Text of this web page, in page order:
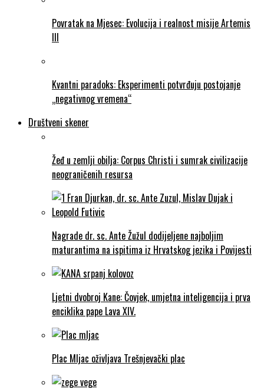
Povratak na Mjesec: Evolucija i realnost misije Artemis
III
Kvantni paradoks: Eksperimenti potvrđuju postojanje
„negativnog vremena“
Društveni skener
Žeđ u zemlji obilja: Corpus Christi i sumrak civilizacije
neograničenih resursa
Nagrade dr. sc. Ante Žužul dodijeljene najboljim
maturantima na ispitima iz Hrvatskog jezika i Povijesti
Ljetni dvobroj Kane: Čovjek, umjetna inteligencija i prva
enciklika pape Lava XIV.
Plac Mljac oživljava Trešnjevački plac